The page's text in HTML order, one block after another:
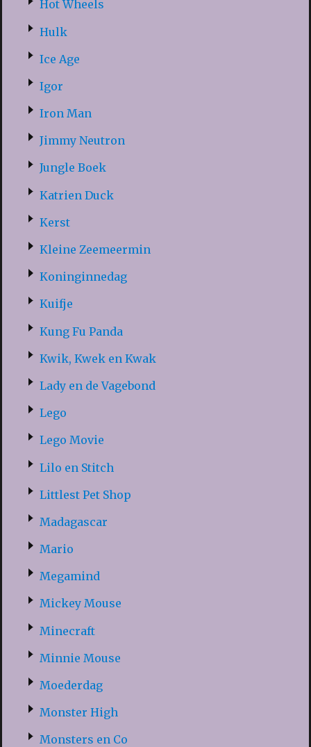
Hot Wheels
Hulk
Ice Age
Igor
Iron Man
Jimmy Neutron
Jungle Boek
Katrien Duck
Kerst
Kleine Zeemeermin
Koninginnedag
Kuifje
Kung Fu Panda
Kwik, Kwek en Kwak
Lady en de Vagebond
Lego
Lego Movie
Lilo en Stitch
Littlest Pet Shop
Madagascar
Mario
Megamind
Mickey Mouse
Minecraft
Minnie Mouse
Moederdag
Monster High
Monsters en Co